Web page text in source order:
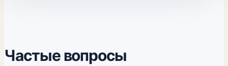
Частые вопросы